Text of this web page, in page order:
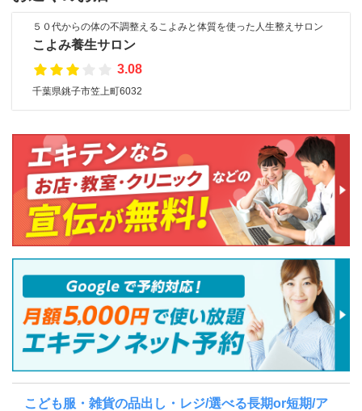
５０代からの体の不調整えるこよみと体質を使った人生整えサロン
こよみ養生サロン
3.08
千葉県銚子市笠上町6032
こども服・雑貨の品出し・レジ/選べる長期or短期/ア